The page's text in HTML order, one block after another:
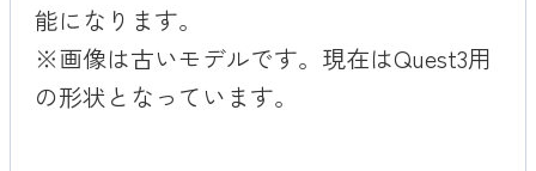
能になります。
※画像は古いモデルです。現在はQuest3用
の形状となっています。